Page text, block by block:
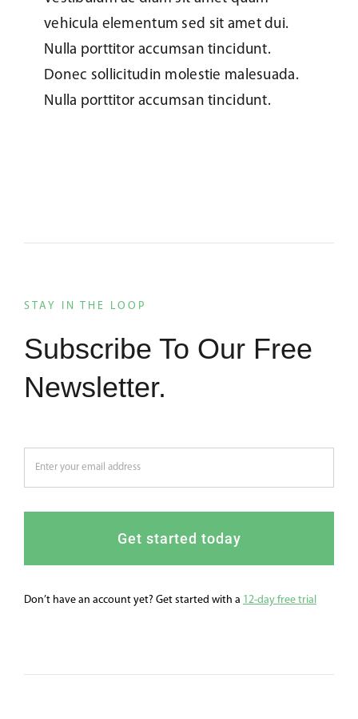
vehicula elementum sed sit amet dui.
Nulla porttitor accumsan tincidunt.
Donec sollicitudin molestie malesuada.
Nulla porttitor accumsan tincidunt.
STAY IN THE LOOP
Subscribe To Our Free
Newsletter.
Get started today
Don’t have an account yet? Get started with a 12-day free trial